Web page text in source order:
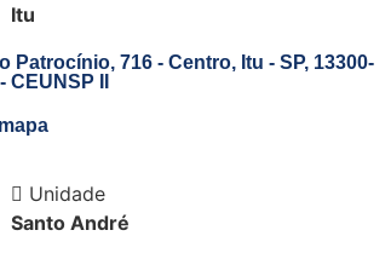
Itu
Patrocínio, 716 - Centro, Itu - SP, 13300-
CEUNSP II
Unidade
Santo André